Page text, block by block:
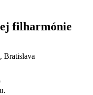
filharmónie
Bratislava